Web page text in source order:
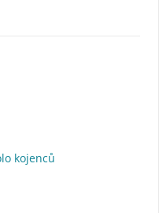
kojenců